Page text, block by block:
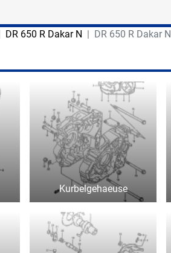
DR 650 R Dakar N
DR 650 R Dakar N
Kurbelgehaeuse